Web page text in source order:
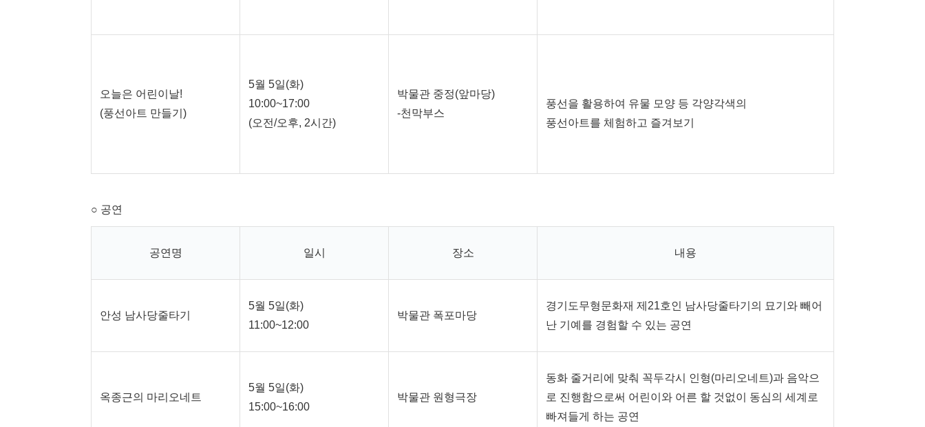
오늘은 어린이날!
(풍선아트 만들기)
5월 5일(화)
10:00~17:00
(오전/오후, 2시간)
박물관 중정(앞마당)
-천막부스
풍선을 활용하여 유물 모양 등 각양각색의
풍선아트를 체험하고 즐겨보기
○ 공연
공연명 일시 장소 내용
안성 남사당줄타기
5월 5일(화)
11:00~12:00
박물관 폭포마당
경기도무형문화재 제21호인 남사당줄타기의 묘기와 빼어
난 기예를 경험할 수 있는 공연
옥종근의 마리오네트
5월 5일(화)
15:00~16:00
박물관 원형극장
동화 줄거리에 맞춰 꼭두각시 인형(마리오네트)과 음악으
로 진행함으로써 어린이와 어른 할 것없이 동심의 세계로
빠져들게 하는 공연